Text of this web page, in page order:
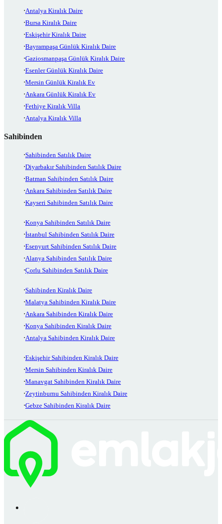
Antalya Kiralık Daire
Bursa Kiralık Daire
Eskişehir Kiralık Daire
Bayrampaşa Günlük Kiralık Daire
Gaziosmanpaşa Günlük Kiralık Daire
Esenler Günlük Kiralık Daire
Mersin Günlük Kiralık Ev
Ankara Günlük Kiralık Ev
Fethiye Kiralık Villa
Antalya Kiralık Villa
Sahibinden
Sahibinden Satılık Daire
Diyarbakır Sahibinden Satılık Daire
Batman Sahibinden Satılık Daire
Ankara Sahibinden Satılık Daire
Kayseri Sahibinden Satılık Daire
Konya Sahibinden Satılık Daire
İstanbul Sahibinden Satılık Daire
Esenyurt Sahibinden Satılık Daire
Alanya Sahibinden Satılık Daire
Çorlu Sahibinden Satılık Daire
Sahibinden Kiralık Daire
Malatya Sahibinden Kiralık Daire
Ankara Sahibinden Kiralık Daire
Konya Sahibinden Kiralık Daire
Antalya Sahibinden Kiralık Daire
Eskişehir Sahibinden Kiralık Daire
Mersin Sahibinden Kiralık Daire
Manavgat Sahibinden Kiralık Daire
Zeytinburnu Sahibinden Kiralık Daire
Gebze Sahibinden Kiralık Daire